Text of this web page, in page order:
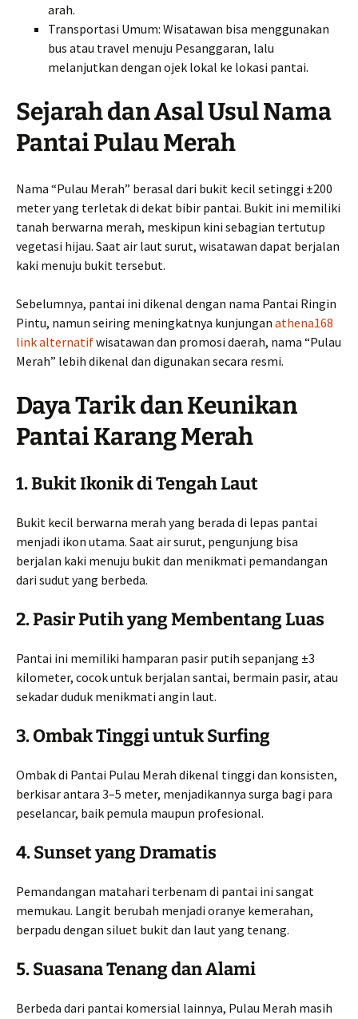
arah.
Transportasi Umum: Wisatawan bisa menggunakan
bus atau travel menuju Pesanggaran, lalu
melanjutkan dengan ojek lokal ke lokasi pantai.
Sejarah dan Asal Usul Nama
Pantai Pulau Merah
Nama “Pulau Merah” berasal dari bukit kecil setinggi ±200
meter yang terletak di dekat bibir pantai. Bukit ini memiliki
tanah berwarna merah, meskipun kini sebagian tertutup
vegetasi hijau. Saat air laut surut, wisatawan dapat berjalan
kaki menuju bukit tersebut.
Sebelumnya, pantai ini dikenal dengan nama Pantai Ringin
Pintu, namun seiring meningkatnya kunjungan athena168
link alternatifwisatawan dan promosi daerah, nama “Pulau
Merah” lebih dikenal dan digunakan secara resmi.
Daya Tarik dan Keunikan
Pantai Karang Merah
1. Bukit Ikonik di Tengah Laut
Bukit kecil berwarna merah yang berada di lepas pantai
menjadi ikon utama. Saat air surut, pengunjung bisa
berjalan kaki menuju bukit dan menikmati pemandangan
dari sudut yang berbeda.
2. Pasir Putih yang Membentang Luas
Pantai ini memiliki hamparan pasir putih sepanjang ±3
kilometer, cocok untuk berjalan santai, bermain pasir, atau
sekadar duduk menikmati angin laut.
3. Ombak Tinggi untuk Surfing
Ombak di Pantai Pulau Merah dikenal tinggi dan konsisten,
berkisar antara 3–5 meter, menjadikannya surga bagi para
peselancar, baik pemula maupun profesional.
4. Sunset yang Dramatis
Pemandangan matahari terbenam di pantai ini sangat
memukau. Langit berubah menjadi oranye kemerahan,
berpadu dengan siluet bukit dan laut yang tenang.
5. Suasana Tenang dan Alami
Berbeda dari pantai komersial lainnya, Pulau Merah masih